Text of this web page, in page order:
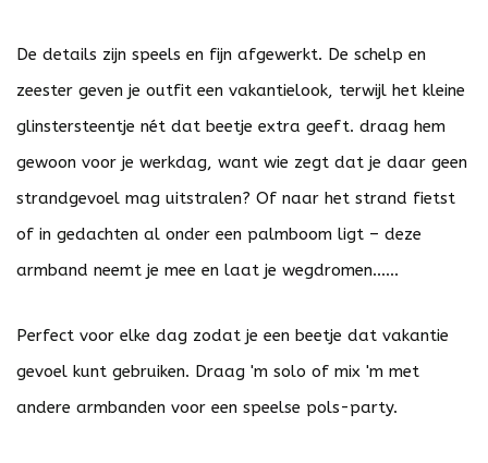
De details zijn speels en fijn afgewerkt. De schelp en
zeester geven je outfit een vakantielook, terwijl het kleine
glinstersteentje nét dat beetje extra geeft. draag hem
gewoon voor je werkdag, want wie zegt dat je daar geen
strandgevoel mag uitstralen? Of naar het strand fietst
of in gedachten al onder een palmboom ligt – deze
armband neemt je mee en laat je wegdromen......
Perfect voor elke dag zodat je een beetje dat vakantie
gevoel kunt gebruiken. Draag 'm solo of mix 'm met
andere armbanden voor een speelse pols-party.